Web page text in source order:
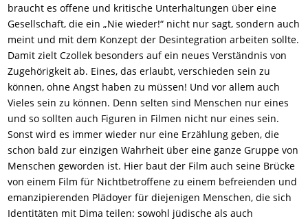
braucht es offene und kritische Unterhaltungen über eine
Gesellschaft, die ein „Nie wieder!“ nicht nur sagt, sondern auch
meint und mit dem Konzept der Desintegration arbeiten sollte.
Damit zielt Czollek besonders auf ein neues Verständnis von
Zugehörigkeit ab. Eines, das erlaubt, verschieden sein zu
können, ohne Angst haben zu müssen! Und vor allem auch
Vieles sein zu können. Denn selten sind Menschen nur eines
und so sollten auch Figuren in Filmen nicht nur eines sein.
Sonst wird es immer wieder nur eine Erzählung geben, die
schon bald zur einzigen Wahrheit über eine ganze Gruppe von
Menschen geworden ist. Hier baut der Film auch seine Brücke
von einem Film für Nichtbetroffene zu einem befreienden und
emanzipierenden Plädoyer für diejenigen Menschen, die sich
Identitäten mit Dima teilen: sowohl jüdische als auch